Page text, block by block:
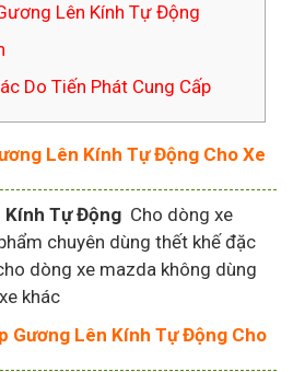
Lên Kính Tự Động
Do Tiến Phát Cung Cấp
Lên Kính Tự Động Cho Xe
Kính Tự Động Cho dòng xe
chuyên dùng thết khế đặc
dòng xe mazda không dùng
khác
Gương Lên Kính Tự Động Cho